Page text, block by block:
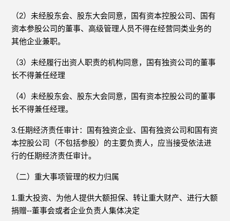
（2）未经股东会、股东大会同意，国有资本控股公司、国有
资本参股公司的董事、高级管理人员不得在经营同类业务的
其他企业兼职。
（3）未经履行出资人职责的机构同意，国有独资公司的董事
长不得兼任经理
（4）未经股东会、股东大会同意，国有资本控股公司的董事
长不得兼任经理。
3.任期经济责任审计：国有独资企业、国有独资公司和国有资
本控股公司（不包括参股）的主要负责人，应当接受依法进
行的任期经济责任审计。
（二）重大事项管理的权力归属
1.重大投资、为他人提供大额担保、转让重大财产、进行大额
捐赠--董事会或者企业负责人集体决定